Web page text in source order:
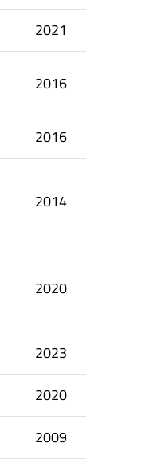
2021
2016
2016
2014
2020
2023
2020
2009